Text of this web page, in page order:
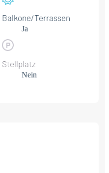
Balkone/Terrassen
Ja
Stellplatz
Nein